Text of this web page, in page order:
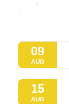
5
09
AUG
15
AUG